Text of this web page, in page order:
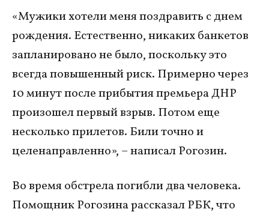
«Мужики хотели меня поздравить с днем
рождения. Естественно, никаких банкетов
запланировано не было, поскольку это
всегда повышенный риск. Примерно через
10 минут после прибытия премьера ДНР
произошел первый взрыв. Потом еще
несколько прилетов. Били точно и
целенаправленно», – написал Рогозин.
Во время обстрела погибли два человека.
Помощник Рогозина рассказал РБК, что